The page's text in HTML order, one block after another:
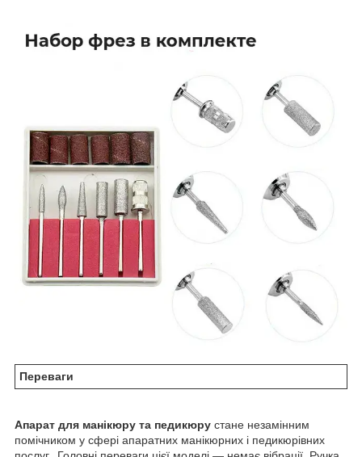
Переваги
Апарат для манікюру та педикюру стане незамінним
помічником у сфері апаратних манікюрних і педикюрівних